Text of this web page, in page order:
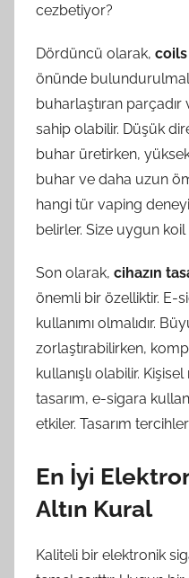
cezbetiyor?
Dördüncü olarak,
önünde
buharlaştıran
sahip olabilir. Düşük
buhar üretirken,
buhar ve daha uzun
hangi tür vaping
belirler. Size uygun koil
Son olarak, cihazın
önemli bir özelliktir. E-
kullanımı olmalıdır.
zorlaştırabilirken,
kullanışlı olabilir.
tasarım, e-sigara
etkiler. Tasarım
En İyi
Altın Kural
Kaliteli bir elektronik